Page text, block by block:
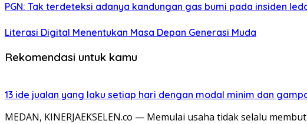
PGN: Tak terdeteksi adanya kandungan gas bumi pada insiden
Literasi Digital Menentukan Masa Depan Generasi Muda
Rekomendasi untuk kamu
13 ide jualan yang laku setiap hari dengan modal minim dan
MEDAN, KINERJAEKSELEN.co — Memulai usaha tidak selalu